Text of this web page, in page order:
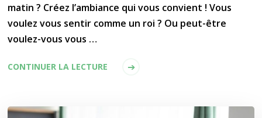
matin ? Créez l’ambiance qui vous convient ! Vous
voulez vous sentir comme un roi ? Ou peut-être
voulez-vous vous …
CONTINUER LA LECTURE